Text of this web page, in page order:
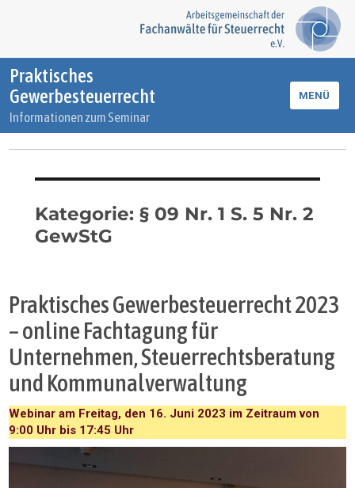
Praktisches
Gewerbesteuerrecht
Informationen zum Seminar
MENÜ
Kategorie: § 09 Nr. 1 S. 5 Nr. 2
GewStG
Praktisches Gewerbesteuerrecht 2023
– online Fachtagung für
Unternehmen, Steuerrechtsberatung
und Kommunalverwaltung
Webinar am Freitag, den 16. Juni 2023 im Zeitraum von
9:00 Uhr bis 17:45 Uhr